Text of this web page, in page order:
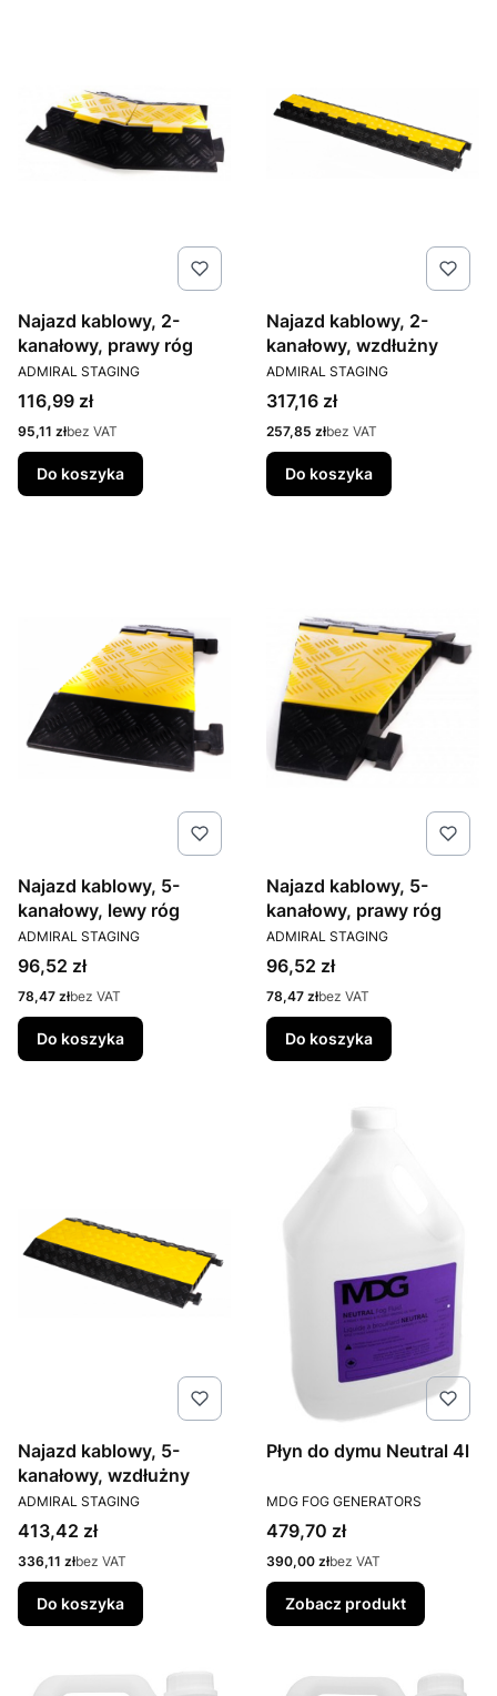
Najazd kablowy, 2-
kanałowy, prawy róg
PRODUCENT
ADMIRAL STAGING
Cena
116,99 zł
Cena
95,11 złbez VAT
Do koszyka
Najazd kablowy, 2-
kanałowy, wzdłużny
PRODUCENT
ADMIRAL STAGING
Cena
317,16 zł
Cena
257,85 złbez VAT
Do koszyka
Najazd kablowy, 5-
kanałowy, lewy róg
PRODUCENT
ADMIRAL STAGING
Cena
96,52 zł
Cena
78,47 złbez VAT
Do koszyka
Najazd kablowy, 5-
kanałowy, prawy róg
PRODUCENT
ADMIRAL STAGING
Cena
96,52 zł
Cena
78,47 złbez VAT
Do koszyka
Najazd kablowy, 5-
kanałowy, wzdłużny
PRODUCENT
ADMIRAL STAGING
Cena
413,42 zł
Cena
336,11 złbez VAT
Do koszyka
Płyn do dymu Neutral 4l
PRODUCENT
MDG FOG GENERATORS
Cena
479,70 zł
Cena
390,00 złbez VAT
Zobacz produkt